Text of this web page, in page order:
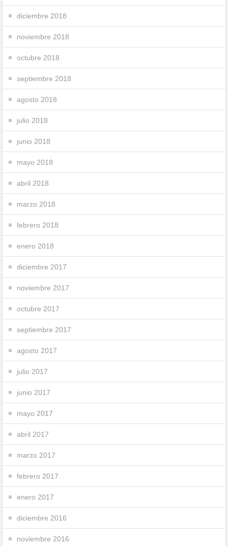
diciembre 2018
noviembre 2018
octubre 2018
septiembre 2018
agosto 2018
julio 2018
junio 2018
mayo 2018
abril 2018
marzo 2018
febrero 2018
enero 2018
diciembre 2017
noviembre 2017
octubre 2017
septiembre 2017
agosto 2017
julio 2017
junio 2017
mayo 2017
abril 2017
marzo 2017
febrero 2017
enero 2017
diciembre 2016
noviembre 2016